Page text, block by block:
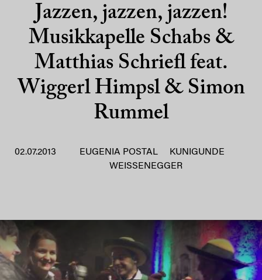
Jazzen, jazzen, jazzen!
Musikkapelle Schabs &
Matthias Schriefl feat.
Wiggerl Himpsl & Simon
Rummel
02.07.2013 EUGENIA POSTAL
KUNIGUNDE
WEISSENEGGER